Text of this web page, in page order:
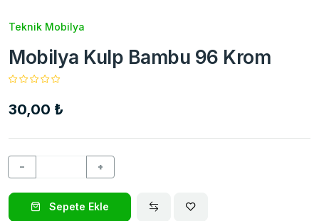
Teknik Mobilya
Mobilya Kulp Bambu 96 Krom
30,00 ₺
− +
Sepete Ekle